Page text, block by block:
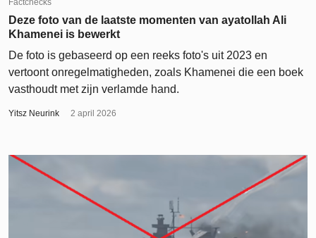
Factchecks
Deze foto van de laatste momenten van ayatollah Ali
Khamenei is bewerkt
De foto is gebaseerd op een reeks foto's uit 2023 en
vertoont onregelmatigheden, zoals Khamenei die een boek
vasthoudt met zijn verlamde hand.
Yitsz Neurink 2 april 2026